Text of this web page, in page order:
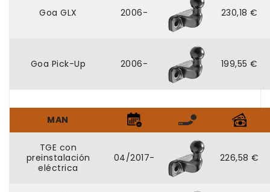
Goa GLX 2006- 230,18 €
Goa Pick-Up 2006- 199,55 €
MAN
TGE con
preinstalación
eléctrica
04/2017- 226,58 €